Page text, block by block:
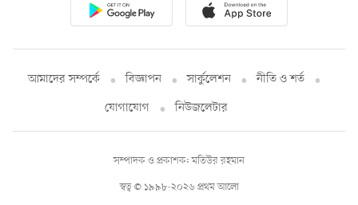
আমাদের সম্পর্কে বিজ্ঞাপন সার্কুলেশন
নীতি ও শর্ত
যোগাযোগ
নিউজলেটার
স্বত্ব © ১৯৯৮-২০২৬ প্রথম আলো
সম্পাদক ও প্রকাশক: মতিউর রহমান